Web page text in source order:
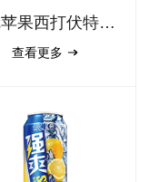
金冠苹果西打伏特加风味
查看更多